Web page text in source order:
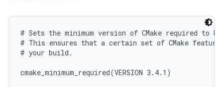
# Sets the minimum version of CMake required to
# This ensures that a certain set of CMake
# your build.
cmake_minimum_required(VERSION 3.4.1)